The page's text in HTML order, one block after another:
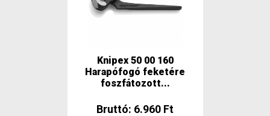
Knipex 50 00 160
Harapófogó feketére
foszfátozott...
Bruttó: 6.960 Ft